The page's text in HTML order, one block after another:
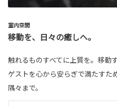
室内空間
移動を、日々の癒しへ。
触れるものすべてに上質を。移動
ゲストを心から安らぎで満たすた
隅々まで。